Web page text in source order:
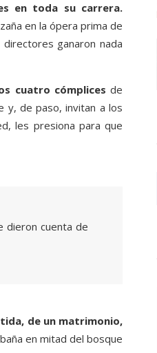
en toda su carrera.
en la ópera prima de
ganaron nada
cuatro cómplices de
y, de paso, invitan a los
les presiona para que
dieron cuenta de
de un matrimonio,
en mitad del bosque